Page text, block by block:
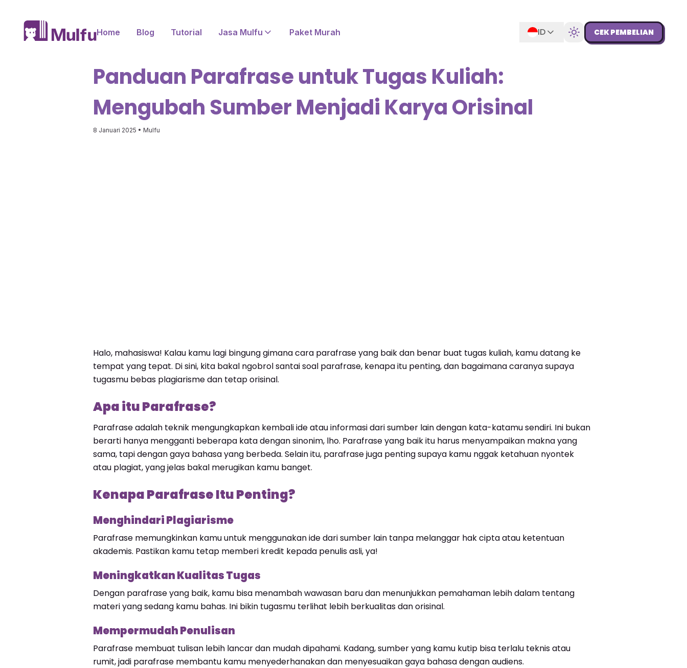
Home Blog Tutorial Jasa Mulfu Paket Murah ID CEK PEMBELIAN
Panduan Parafrase untuk Tugas Kuliah:
Mengubah Sumber Menjadi Karya Orisinal
8 Januari 2025 • Mulfu
Halo, mahasiswa! Kalau kamu lagi bingung gimana cara parafrase yang baik dan benar buat tugas kuliah, kamu datang ke
tempat yang tepat. Di sini, kita bakal ngobrol santai soal parafrase, kenapa itu penting, dan bagaimana caranya supaya
tugasmu bebas plagiarisme dan tetap orisinal.
Apa itu Parafrase?
Parafrase adalah teknik mengungkapkan kembali ide atau informasi dari sumber lain dengan kata-katamu sendiri. Ini bukan
berarti hanya mengganti beberapa kata dengan sinonim, lho. Parafrase yang baik itu harus menyampaikan makna yang
sama, tapi dengan gaya bahasa yang berbeda. Selain itu, parafrase juga penting supaya kamu nggak ketahuan nyontek
atau plagiat, yang jelas bakal merugikan kamu banget.
Kenapa Parafrase Itu Penting?
Menghindari Plagiarisme
Parafrase memungkinkan kamu untuk menggunakan ide dari sumber lain tanpa melanggar hak cipta atau ketentuan
akademis. Pastikan kamu tetap memberi kredit kepada penulis asli, ya!
Meningkatkan Kualitas Tugas
Dengan parafrase yang baik, kamu bisa menambah wawasan baru dan menunjukkan pemahaman lebih dalam tentang
materi yang sedang kamu bahas. Ini bikin tugasmu terlihat lebih berkualitas dan orisinal.
Mempermudah Penulisan
Parafrase membuat tulisan lebih lancar dan mudah dipahami. Kadang, sumber yang kamu kutip bisa terlalu teknis atau
rumit, jadi parafrase membantu kamu menyederhanakan dan menyesuaikan gaya bahasa dengan audiens.